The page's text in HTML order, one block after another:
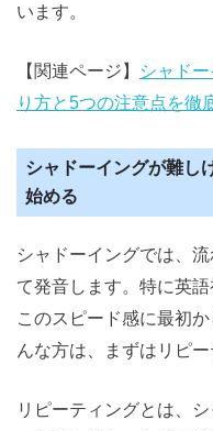
います。
【関連ページ】
シャド
り方と5つの注意点を徹
シャドーイングが難し
始める
シャドーイングでは、
て発音します。特に英
このスピード感に最初
んな方は、まずはリピ
リピーティングとは、